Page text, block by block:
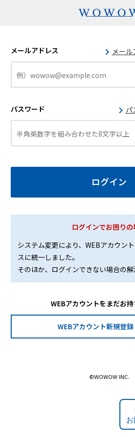
メールアドレス メール
パスワード パ
ログインでお困り
システム変更により、WEBアカウン
スに統一しました。
そのほか、ログインできない場合の
WEBアカウントをまだお
WEBアカウント新規登録
©WOWOW INC.